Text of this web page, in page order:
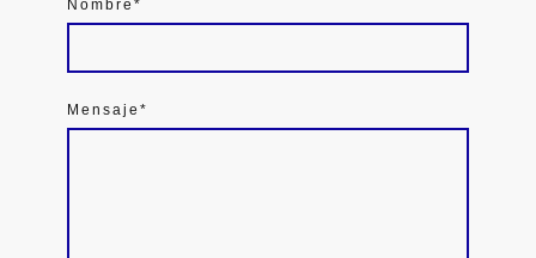
Nombre *
Mensaje *